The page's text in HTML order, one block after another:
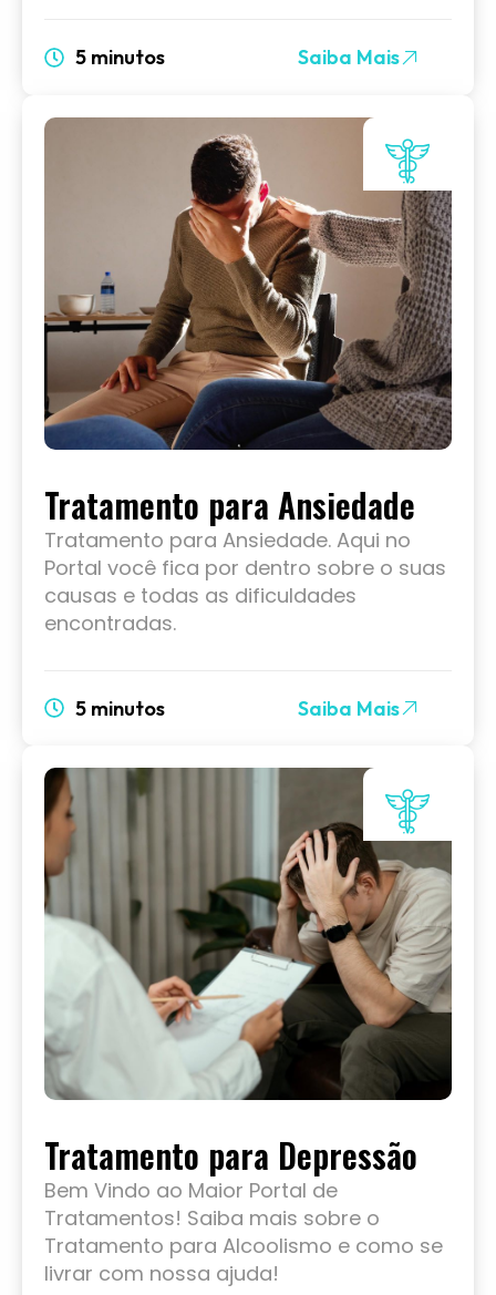
5 minutos Saiba Mais
Tratamento para Ansiedade
Tratamento para Ansiedade. Aqui no
Portal você fica por dentro sobre o suas
causas e todas as dificuldades
encontradas.
5 minutos Saiba Mais
Tratamento para Depressão
Bem Vindo ao Maior Portal de
Tratamentos! Saiba mais sobre o
Tratamento para Alcoolismo e como se
livrar com nossa ajuda!